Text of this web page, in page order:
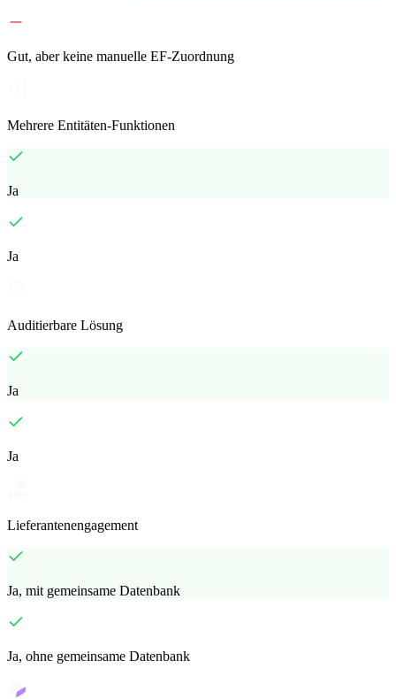
Gut, aber keine manuelle EF-Zuordnung
Mehrere Entitäten-Funktionen
Ja
Ja
Auditierbare Lösung
Ja
Ja
Lieferantenengagement
Ja, mit gemeinsame Datenbank
Ja, ohne gemeinsame Datenbank